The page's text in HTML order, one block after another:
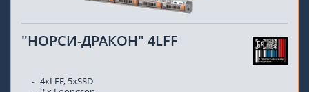
"НОРСИ-ДРАКОН" 4LFF
4xLFF, 5xSSD